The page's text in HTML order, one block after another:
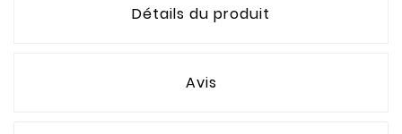
Détails du produit
Avis